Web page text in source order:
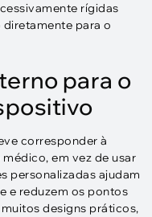
rígidas
para o
para o
corresponder à
em vez de usar
personalizadas ajudam
e reduzem os pontos
designs práticos,